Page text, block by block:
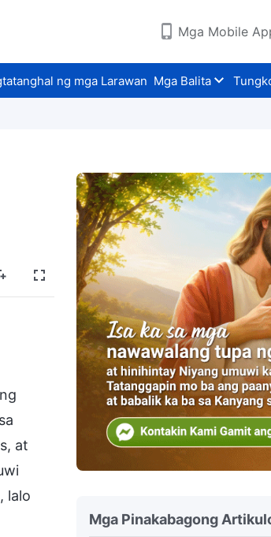
Mga Mobile
ng mga Larawan Mga Balita
at
lalo
Mga Pinakabagong